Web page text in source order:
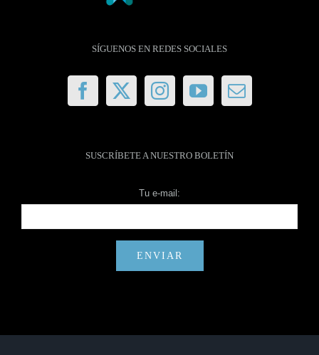
SÍGUENOS EN REDES SOCIALES
SUSCRÍBETE A NUESTRO BOLETÍN
Tu e-mail: